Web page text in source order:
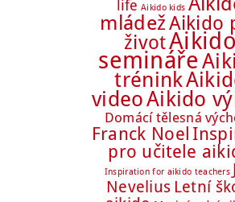
life Aikido kids
mládežAikido
životAikido
semináře
trénink
videoAikido
Domácí tělesná
Franck Noel
pro učitele
Inspiration for aikido teachers
Nevelius Letní